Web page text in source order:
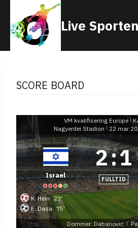
content
Live Sporten
SCORE BOARD
VM kvalifisering Europe |
Nagyerdei Stadion | 22 mar
Israel
2:1
FULLTID
K. Hein 23'
E. Dasa 75'
Dommer: Dabanovic |